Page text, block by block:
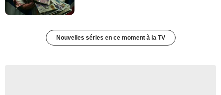
Nouvelles séries en ce moment à la TV